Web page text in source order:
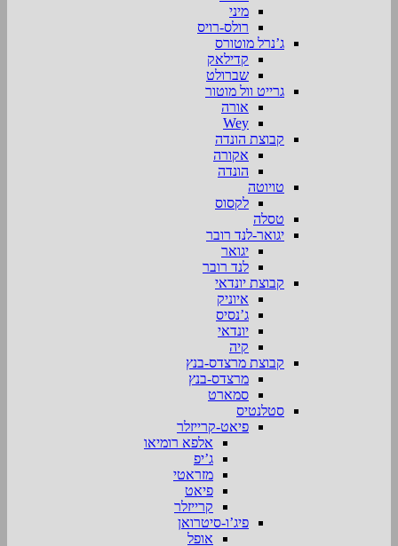
מיני
רולס-רויס
ג’נרל מוטורס
קדילאק
שברולט
גרייט וול מוטור
אורה
Wey
קבוצת הונדה
אקורה
הונדה
טויוטה
לקסוס
טסלה
יגואר-לנד רובר
יגואר
לנד רובר
קבוצת יונדאי
איוניק
ג’נסיס
יונדאי
קיה
קבוצת מרצדס-בנץ
מרצדס-בנץ
סמארט
סטלנטיס
פיאט-קרייזלר
אלפא רומיאו
ג’יפ
מזראטי
פיאט
קרייזלר
פיג’ו-סיטרואן
אופל